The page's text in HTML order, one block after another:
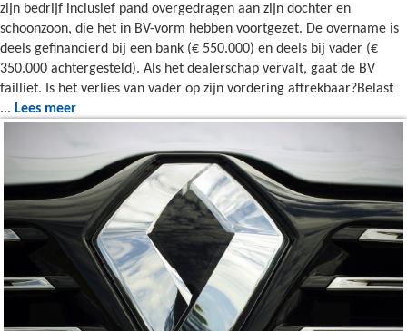
zijn bedrijf inclusief pand overgedragen aan zijn dochter en
schoonzoon, die het in BV-vorm hebben voortgezet. De overname is
deels gefinancierd bij een bank (€ 550.000) en deels bij vader (€
350.000 achtergesteld). Als het dealerschap vervalt, gaat de BV
failliet. Is het verlies van vader op zijn vordering aftrekbaar?Belast
... Lees meer